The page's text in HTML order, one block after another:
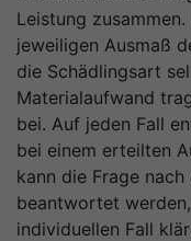
Leistung
jeweiligen Ausmaß
die Schädlingsart
Materialaufwand
bei. Auf jeden Fall
bei einem erteilten
kann die Frage
beantwortet
individuellen Fall